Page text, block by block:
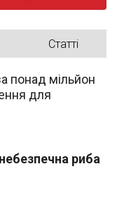
Статті
понад мільйон
для
риба